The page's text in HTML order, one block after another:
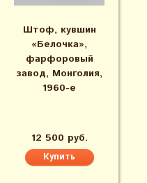
Штоф, кувшин
«Белочка»,
фарфоровый
завод, Монголия,
1960-е
12 500 руб.